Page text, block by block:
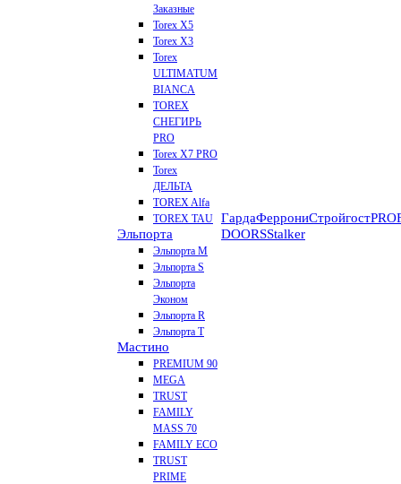
Заказные
Torex Х5
Torex Х3
Torex
ULTIMATUM
BIANCA
TOREX
СНЕГИРЬ
PRO
Torex X7 PRO
Torex
ДЕЛЬТА
TOREX Alfa
TOREX TAU
Эльпорта
Эльпорта M
Эльпорта S
Эльпорта
Эконом
Эльпорта R
Эльпорта Т
Мастино
PREMIUM 90
MEGA
TRUST
FAMILY
MASS 70
FAMILY ECO
TRUST
PRIME
ГардаФеррониСтройгост
DOORSStalker